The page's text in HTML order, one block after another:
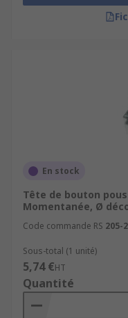
En stock
Tête de bouton
Momentanée, Ø
Code commande RS 205-
Sous-total (1 unité)
5,74 €HT
Quantité